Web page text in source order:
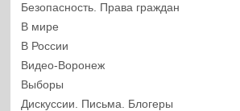
Безопасность. Права граждан
В мире
В России
Видео-Воронеж
Выборы
Дискуссии. Письма. Блогеры